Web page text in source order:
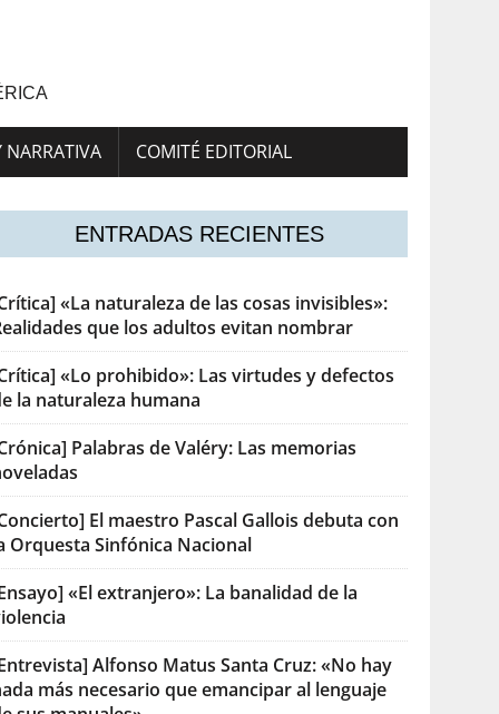
NARRATIVA COMITÉ EDITORIAL
ENTRADAS RECIENTES
«La naturaleza de las cosas invisibles»:
que los adultos evitan nombrar
«Lo prohibido»: Las virtudes y defectos
la naturaleza humana
Palabras de Valéry: Las memorias
El maestro Pascal Gallois debuta con
Orquesta Sinfónica Nacional
«El extranjero»: La banalidad de la
Alfonso Matus Santa Cruz: «No hay
más necesario que emancipar al lenguaje